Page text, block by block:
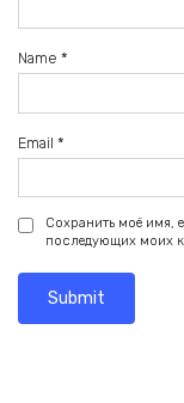
Name *
Email *
Сохранить моё имя,
последующих моих